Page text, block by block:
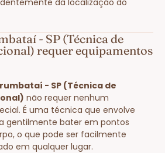
- SP (Técnica de
requer equipamentos
- SP (Técnica de
não requer nenhum
É uma técnica que envolve
gentilmente bater em pontos
o que pode ser facilmente
em qualquer lugar.